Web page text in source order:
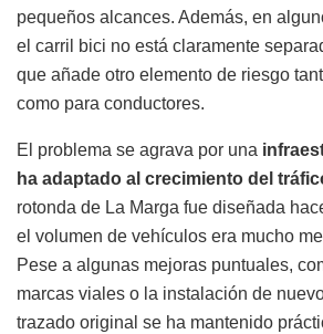
pequeños alcances. Además, en
el carril bici no está claramente
que añade otro elemento de riesgo
como para conductores.
El problema se agrava por una
ha adaptado al crecimiento del
rotonda de La Marga fue diseñada
el volumen de vehículos era mucho
Pese a algunas mejoras puntuales,
marcas viales o la instalación de
trazado original se ha mantenido